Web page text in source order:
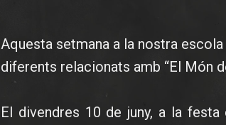
Aquesta setmana a la nostra
diferents relacionats amb “El Món
El divendres 10 de juny, a la